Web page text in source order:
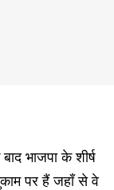
भाजपा के शीर्ष
पर हैं जहाँ से वे